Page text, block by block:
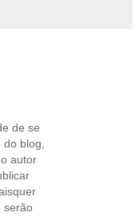
de se
blog,
autor
serão